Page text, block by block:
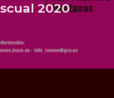
2020